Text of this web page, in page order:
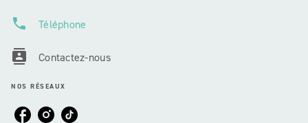
phone Téléphone
contacts Contactez-nous
NOS RÉSEAUX